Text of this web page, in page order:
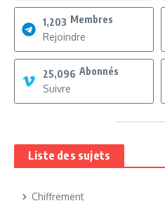
1,203 Membres
Rejoindre
25,096 Abonnés
Suivre
Liste des sujets
Chiffrement